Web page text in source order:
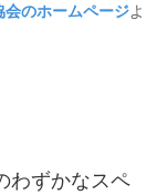
会のホームページよ
わずかなスペ